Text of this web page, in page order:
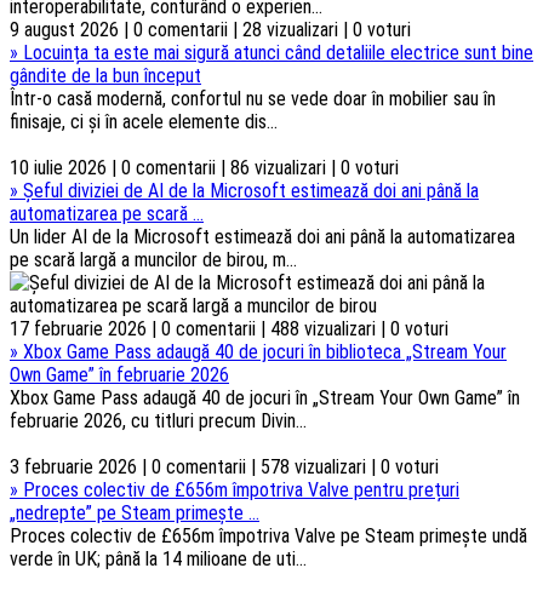
interoperabilitate, conturând o experien...
9 august 2026 | 0 comentarii | 28 vizualizari | 0 voturi
» Locuința ta este mai sigură atunci când detaliile electrice sunt bine
gândite de la bun început
Într-o casă modernă, confortul nu se vede doar în mobilier sau în
finisaje, ci și în acele elemente dis...
10 iulie 2026 | 0 comentarii | 86 vizualizari | 0 voturi
» Șeful diviziei de AI de la Microsoft estimează doi ani până la
automatizarea pe scară ...
Un lider AI de la Microsoft estimează doi ani până la automatizarea
pe scară largă a muncilor de birou, m...
17 februarie 2026 | 0 comentarii | 488 vizualizari | 0 voturi
» Xbox Game Pass adaugă 40 de jocuri în biblioteca „Stream Your
Own Game” în februarie 2026
Xbox Game Pass adaugă 40 de jocuri în „Stream Your Own Game” în
februarie 2026, cu titluri precum Divin...
3 februarie 2026 | 0 comentarii | 578 vizualizari | 0 voturi
» Proces colectiv de £656m împotriva Valve pentru prețuri
„nedrepte” pe Steam primește ...
Proces colectiv de £656m împotriva Valve pe Steam primește undă
verde în UK; până la 14 milioane de uti...